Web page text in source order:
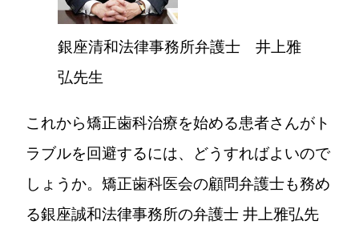
銀座清和法律事務所弁護士 井上雅
弘先生
これから矯正歯科治療を始める患者さんがト
ラブルを回避するには、どうすればよいので
しょうか。矯正歯科医会の顧問弁護士も務め
る銀座誠和法律事務所の弁護士 井上雅弘先